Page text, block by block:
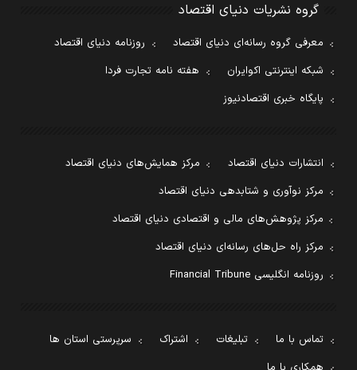
گروه نشریات دنیای اقتصاد
معرفی گروه رسانه‌ای دنیای اقتصاد
روزنامه دنیای اقتصاد
شبکه اینترنتی اکوایران
هفته نامه تجارت فردا
پایگاه خبری اقتصادنیوز
انتشارات دنیای اقتصاد
مرکز همایش‌های دنیای اقتصاد
مرکز نوآوری و شتابدهی دنیای اقتصاد
مرکز پژوهش‌های مالی و اقتصادی دنیای اقتصاد
مرکز راه حل‌های رسانه‌ای دنیای اقتصاد
روزنامه انگلیسی Financial Tribune
تماس با ما تبلیغات اشتراک
سرپرستی استان ها